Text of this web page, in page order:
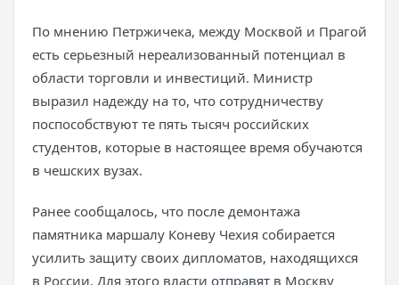
По мнению Петржичека, между Москвой и Прагой
есть серьезный нереализованный потенциал в
области торговли и инвестиций. Министр
выразил надежду на то, что сотрудничеству
поспособствуют те пять тысяч российских
студентов, которые в настоящее время обучаются
в чешских вузах.
Ранее сообщалось, что после демонтажа
памятника маршалу Коневу Чехия собирается
усилить защиту своих дипломатов, находящихся
в России. Для этого власти отправят в Москву